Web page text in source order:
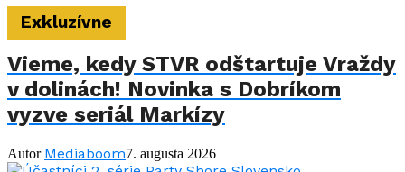
Exkluzívne
Vieme, kedy STVR odštartuje Vraždy
v dolinách! Novinka s Dobríkom
vyzve seriál Markízy
Autor Mediaboom7. augusta 2026